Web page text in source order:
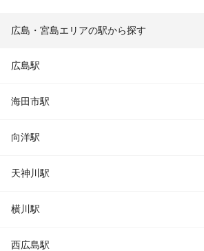
広島・宮島エリアの駅から探す
広島駅
海田市駅
向洋駅
天神川駅
横川駅
西広島駅